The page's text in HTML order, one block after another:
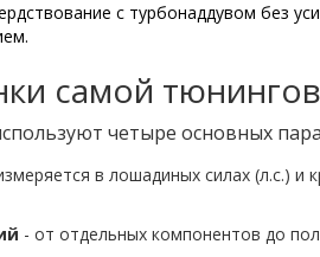
с турбонаддувом без
самой
четыре основных
в лошадиных силах (л.с.)
- от отдельных компонентов до